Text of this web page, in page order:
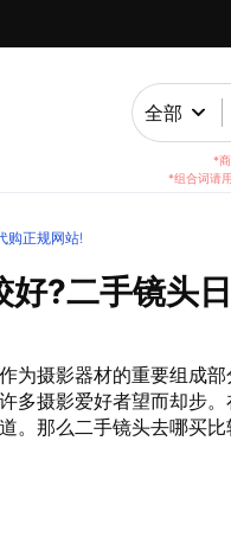
全部
*
*组合词请
购正规网站!
?二手镜头
为摄影器材的重要组成
多摄影爱好者望而却步
。那么二手镜头去哪买